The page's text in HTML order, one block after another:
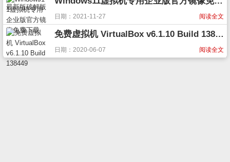
阅读全文
日期：2021-11-27
免费虚拟机 VirtualBox v6.1.10 Build 138449
阅读全文
日期：2020-06-07